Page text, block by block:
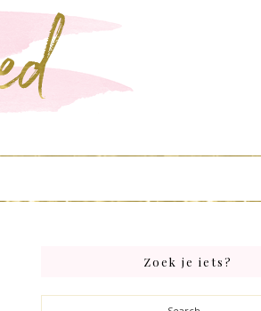
Primary
Sidebar
Zoek je iets?
Search...